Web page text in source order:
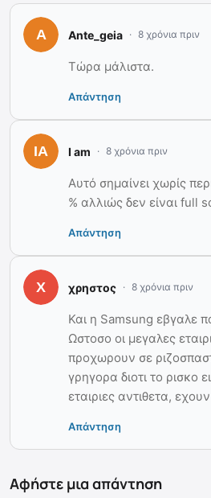
Ante_geia 8 χρόνια πριν
Τώρα μάλιστα.
Απάντηση
I am 8 χρόνια πριν
Αυτό σημαίνει χωρίς
% αλλιώς δεν είναι full
Απάντηση
χρηστος 8 χρόνια πριν
Και η Samsung εβγαλε
Ωστοσο οι μεγαλες
προχωρουν σε
γρηγορα διοτι το ρισκο
εταιριες αντιθετα,
Απάντηση
Αφήστε μια απάντηση